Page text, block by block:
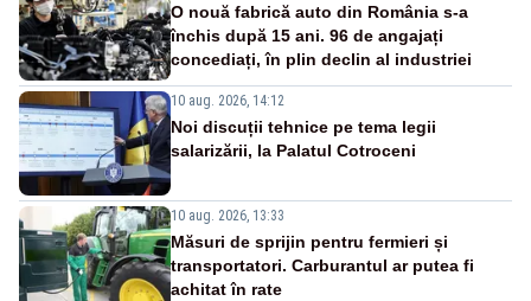
O nouă fabrică auto din România s-a
închis după 15 ani. 96 de angajați
concediați, în plin declin al industriei
10 aug. 2026, 14:12
Noi discuții tehnice pe tema legii
salarizării, la Palatul Cotroceni
10 aug. 2026, 13:33
Măsuri de sprijin pentru fermieri și
transportatori. Carburantul ar putea fi
achitat în rate